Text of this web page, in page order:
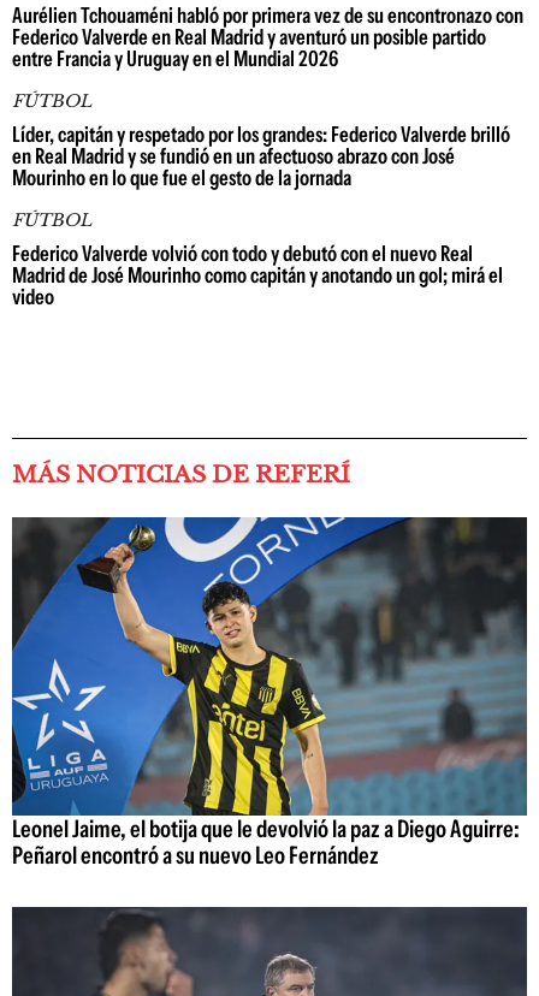
Aurélien Tchouaméni habló por primera vez de su encontronazo con
Federico Valverde en Real Madrid y aventuró un posible partido
entre Francia y Uruguay en el Mundial 2026
FÚTBOL
Líder, capitán y respetado por los grandes: Federico Valverde brilló
en Real Madrid y se fundió en un afectuoso abrazo con José
Mourinho en lo que fue el gesto de la jornada
FÚTBOL
Federico Valverde volvió con todo y debutó con el nuevo Real
Madrid de José Mourinho como capitán y anotando un gol; mirá el
video
MÁS NOTICIAS DE REFERÍ
Leonel Jaime, el botija que le devolvió la paz a Diego Aguirre:
Peñarol encontró a su nuevo Leo Fernández